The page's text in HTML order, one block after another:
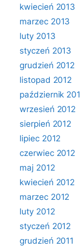
kwiecień 2013
marzec 2013
luty 2013
styczeń 2013
grudzień 2012
listopad 2012
październik
wrzesień 2012
sierpień 2012
lipiec 2012
czerwiec 2012
maj 2012
kwiecień 2012
marzec 2012
luty 2012
styczeń 2012
grudzień 2011